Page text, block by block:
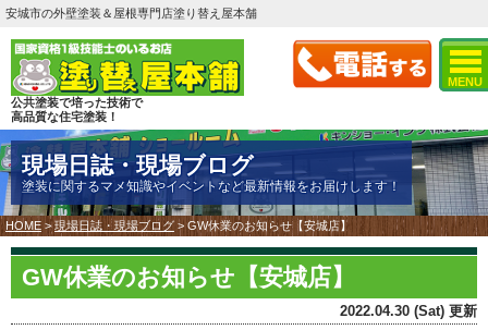
MENU
安城市の外壁塗装＆屋根専門店塗り替え屋本舗
公共塗装で培った技術で
高品質な住宅塗装！
現場日誌・現場ブログ
塗装に関するマメ知識やイベントなど最新情報をお届けします！
HOME >現場日誌・現場ブログ > GW休業のお知らせ【安城店】
GW休業のお知らせ【安城店】
2022.04.30 (Sat) 更新